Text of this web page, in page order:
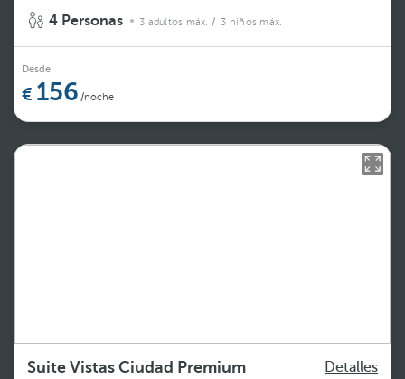
4 Personas 3 adultos máx. / 3 niños máx.
Desde
156 /noche
Suite Vistas Ciudad Premium
Detalles